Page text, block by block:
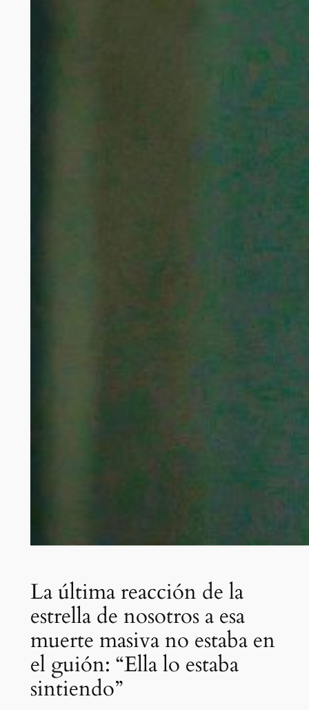
La última reacción de la
estrella de nosotros a esa
muerte masiva no estaba en
el guión: “Ella lo estaba
sintiendo”